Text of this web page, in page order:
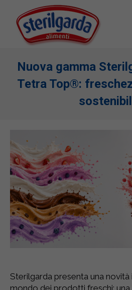
Nuova gamma
Tetra Top®:
Sterilgarda presenta una
mondo dei prodotti freschi: una